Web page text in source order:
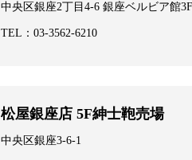
中央区銀座2丁目4-6 銀座ベルビア館3F
TEL：03-3562-6210
松屋銀座店 5F紳士鞄売場
中央区銀座3-6-1